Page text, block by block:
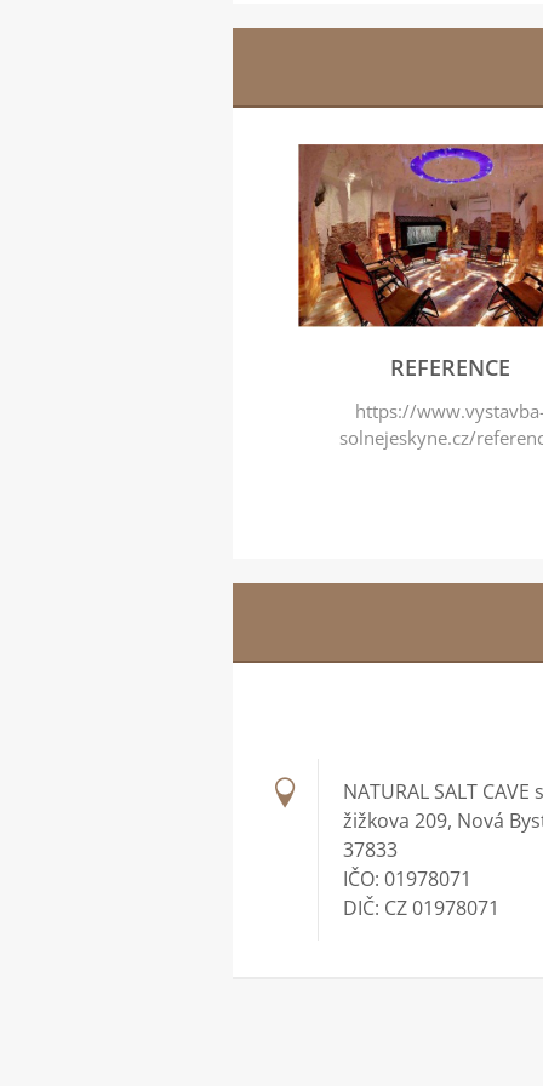
REFERENCE
https://
solnejeskyne.cz/
NATURAL SALT CAVE
žižkova 209, Nová
37833
IČO: 01978071
DIČ: CZ 01978071